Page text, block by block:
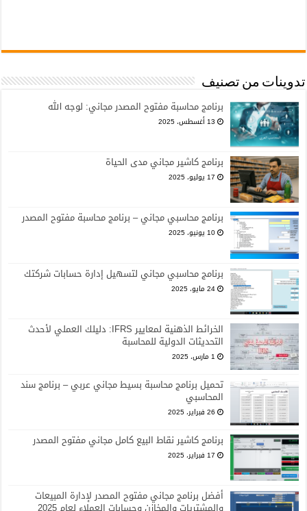
تدوينات من تصنيف
برنامج محاسبة مفتوح المصدر مجاني: لوجه الله
13 أغسطس، 2025
برنامج كاشير مجاني مدى الحياة
17 يوليو، 2025
برنامج محاسبي مجاني – برنامج محاسبة مفتوح المصدر
10 يونيو، 2025
برنامج محاسبي مجاني لتسهيل إدارة حسابات شركتك
24 مايو، 2025
الخرائط الذهنية لمعايير IFRS: دليلك العملي لأحدث
التحديثات الدولية للمحاسبة
1 مارس، 2025
تحميل برنامج محاسبة بسيط مجاني عربي – برنامج سند
المحاسبي
26 فبراير، 2025
برنامج كاشير نقاط البيع كامل مجاني مفتوح المصدر
17 فبراير، 2025
أفضل برنامج مجاني مفتوح المصدر لإدارة المبيعات